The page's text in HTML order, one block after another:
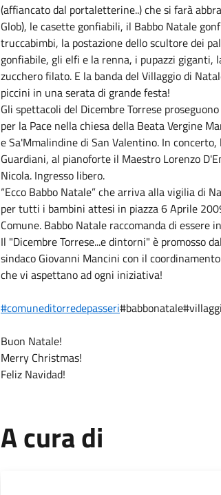
(affiancato dal portaletterine..) che si farà
Glob), le casette gonfiabili, il Babbo Natale
truccabimbi, la postazione dello scultore dei
gonfiabile, gli elfi e la renna, i pupazzi giganti,
zucchero filato. E la banda del Villaggio di
piccini in una serata di grande festa!
Gli spettacoli del Dicembre Torrese
per la Pace nella chiesa della Beata Vergine
e Sa'Mmalindine di San Valentino. In
Guardiani, al pianoforte il Maestro Lorenzo
Nicola. Ingresso libero.
“Ecco Babbo Natale” che arriva alla vigilia di
per tutti i bambini attesi in piazza 6 Aprile
Comune. Babbo Natale raccomanda di essere
Il "Dicembre Torrese...e dintorni" è promosso
sindaco Giovanni Mancini con il
che vi aspettano ad ogni iniziativa!
#comuneditorredepasseri
Buon Natale!
Merry Christmas!
Feliz Navidad!
A cura di